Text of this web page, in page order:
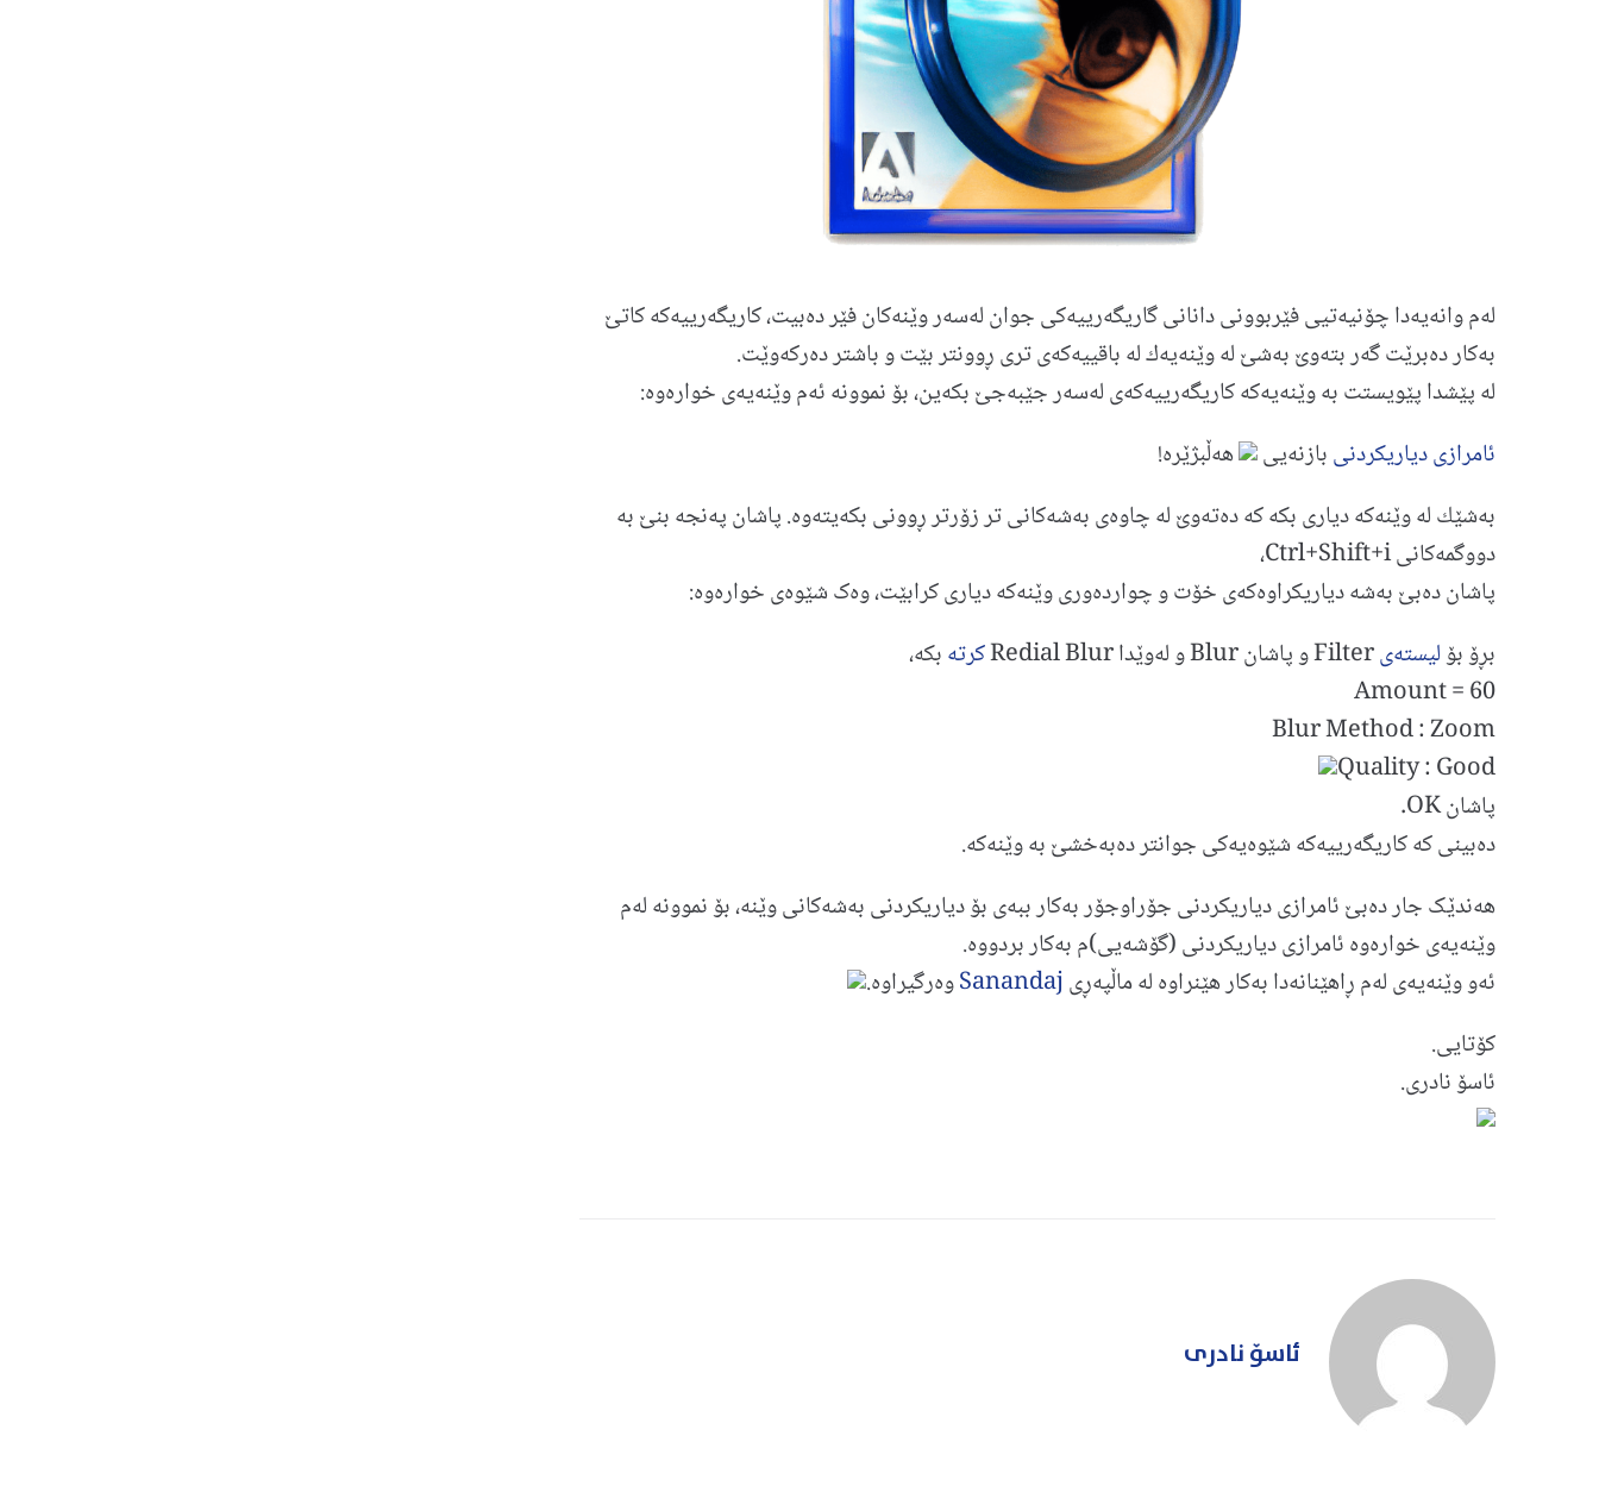
له‌م وانه‌یه‌دا چۆنیه‌تیی فێربوونی دانانی گاریگه‌رییه‌كی جوان له‌سه‌ر وێنه‌كان فێر ده‌بیت، كاریگه‌رییه‌كه‌ كاتێ
به‌كار ده‌برێت گه‌ر‌ بته‌وێ به‌شێ له‌ وێنه‌یه‌ك له‌ باقییه‌كه‌ی تری ڕوونتر بێت و باشتر ده‌ركه‌وێت.
له ‌پێشدا پێویستت به‌ وێنه‌یه‌که كاریگه‌رییه‌كه‌ی له‌سه‌ر جێبه‌جێ بكه‌ین، بۆ نموونه‌ ئه‌م وێنه‌یه‌ی خواره‌وه‌:
ئامرازیدیاریكردنیبازنه‌یی
هه‌ڵبژێره!
به‌شێك له‌ وێنه‌كه‌ دیاری بكه‌ كه‌ ده‌ته‌وێ له‌ چاوه‌ی به‌شه‌كانی تر زۆرتر ڕوونی بكه‌یته‌وه‌. پاشان په‌نجه‌ بنێ به‌
دووگمه‌كانی Ctrl+Shift+i،
پاشان ده‌بێ به‌شه‌ دیاریكراوه‌كه‌ی خۆت و چوارده‌وری وێنه‌كه‌ دیاری كرابێت، وه‌ک شێوه‌ی خواره‌وه:
بڕۆ بۆلیسته‌ی كرته‌‌ بكه‌،
Amount = 60
Blur Method : Zoom
Quality : Good
پاشان OK.
ده‌بینی كه‌ كاریگه‌رییه‌كه‌ شێوه‌یه‌كی جوانتر ده‌به‌خشێ به‌ وێنه‌كه.
هه‌ندێک جار ده‌بێ ئامرازی دیاریكردنی جۆراوجۆر به‌كار ببه‌ی بۆ دیاریكردنی به‌شه‌كانی وێنه‌، بۆ نموونه‌ له‌م
وێنه‌یه‌ی خواره‌وه‌ ئامرازی دیاریكردنی (گۆشه‌یی)م به‌كار بردووه‌.
ئه‌و وێنه‌یه‌ی له‌م ڕاهێنانه‌دا به‌كار هێنراوه‌ له‌ ماڵپه‌ڕی Sanandajوه‌رگیراوه‌.
كۆتایی.
ئاسۆ نادری.
ئاسۆ نادری